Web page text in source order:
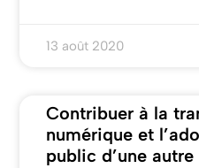
13 août 2020
Contribuer à la
numérique et
public d’une autre